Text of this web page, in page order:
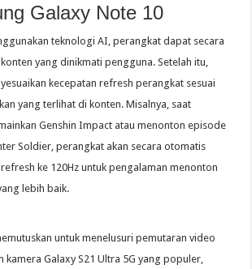
Galaxy Note 10
teknologi AI, perangkat dapat secara
yang dinikmati pengguna. Setelah itu,
kecepatan refresh perangkat sesuai
yang terlihat di konten. Misalnya, saat
Genshin Impact atau menonton episode
Soldier, perangkat akan secara otomatis
ke 120Hz untuk pengalaman menonton
lebih baik.
untuk menelusuri pemutaran video
Galaxy S21 Ultra 5G yang populer,